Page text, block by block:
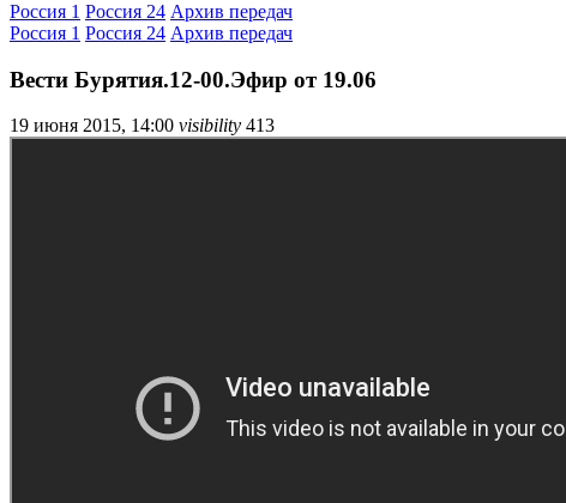
Россия 1 Россия 24 Архив передач
Россия 1 Россия 24 Архив передач
Вести Бурятия.12-00.Эфир от 19.06
19 июня 2015, 14:00 visibility 413